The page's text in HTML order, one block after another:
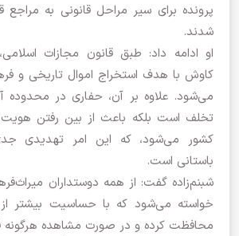
پرونده برای سیر مراحل قانونی به
شدند.
او ادامه داد: طبق قانون مجازات
کاوش با هدف استخراج اموال تاریخی و
می‌شود. علاوه بر آن، حفاری در محدوده
تخلف است بلکه باعث از بین رفتن
کشور می‌شود، که این امر تهدیدی
باستانی است.
شبنم‌زاده گفت: از همه دوستداران
خواسته می‌شود که با حساسیت بیشتر از
محافظت کرده و در صورت مشاهده